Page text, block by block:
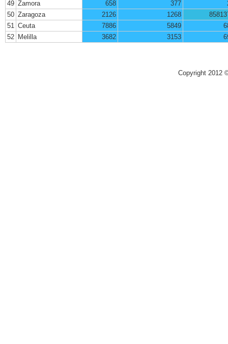
49 Zamora 658 377
50 Zaragoza 2126 1268
51 Ceuta 7886 5849
52 Melilla 3682 3153
Copyright 2012